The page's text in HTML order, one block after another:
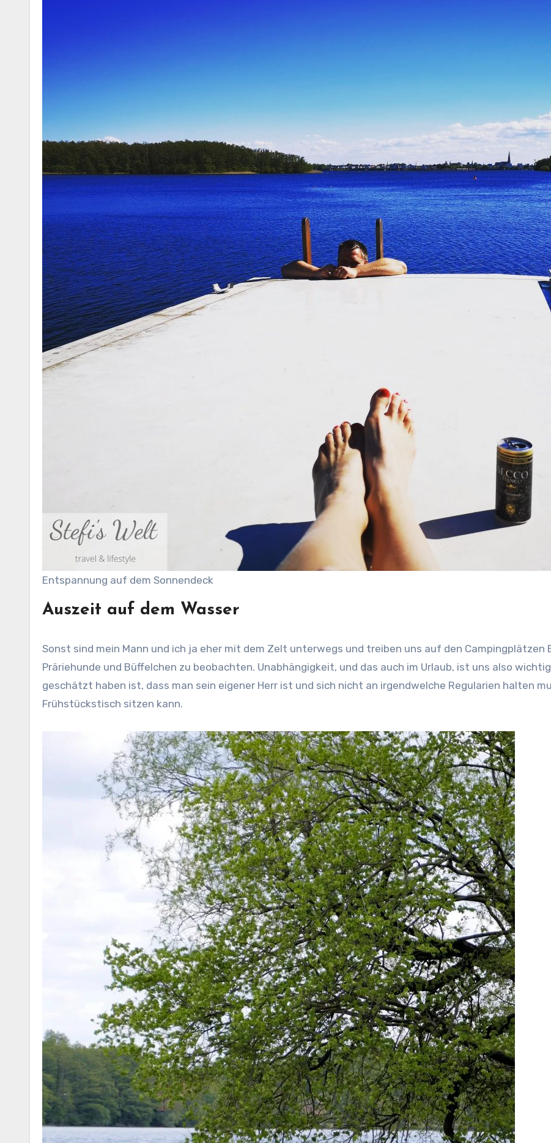
Entspannung auf dem Sonnendeck
Auszeit auf dem Wasser
Sonst sind mein Mann und ich ja eher mit dem Zelt unterwegs und treiben uns auf den Campingplätzen
Präriehunde und Büffelchen zu beobachten. Unabhängigkeit, und das auch im Urlaub, ist uns also
geschätzt haben ist, dass man sein eigener Herr ist und sich nicht an irgendwelche Regularien halten
Frühstückstisch sitzen kann.